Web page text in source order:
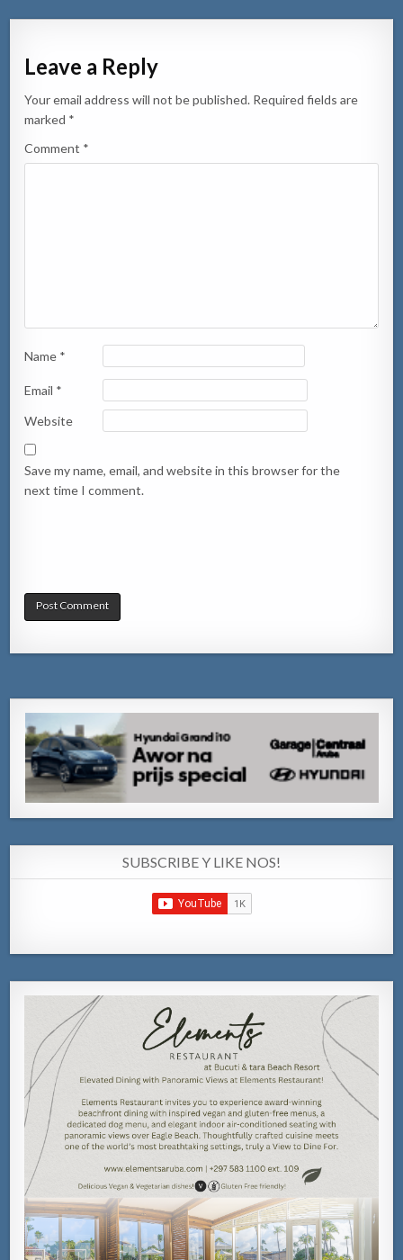
Leave a Reply
Your email address will not be published. Required fields are
marked *
Comment *
Name *
Email *
Website
Save my name, email, and website in this browser for the
next time I comment.
SUBSCRIBE Y LIKE NOS!